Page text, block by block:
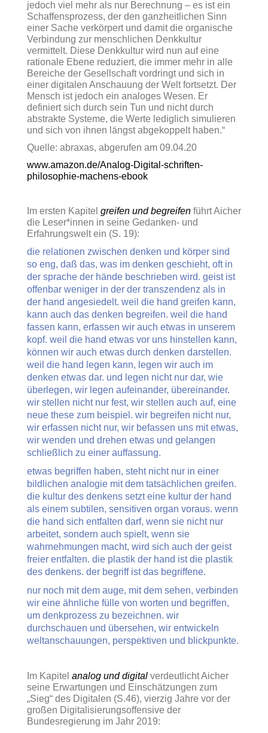
jedoch viel mehr als nur Berechnung – es ist ein
Schaffensprozess, der den ganzheitlichen Sinn
einer Sache verkörpert und damit die organische
Verbindung zur menschlichen Denkkultur
vermittelt. Diese Denkkultur wird nun auf eine
rationale Ebene reduziert, die immer mehr in alle
Bereiche der Gesellschaft vordringt und sich in
einer digitalen Anschauung der Welt fortsetzt. Der
Mensch ist jedoch ein analoges Wesen. Er
definiert sich durch sein Tun und nicht durch
abstrakte Systeme, die Werte lediglich simulieren
und sich von ihnen längst abgekoppelt haben.“
Quelle: abraxas, abgerufen am 09.04.20
www.amazon.de/Analog-Digital-schriften-
philosophie-machens-ebook
Im ersten Kapitel greifen und begreifen führt Aicher
die Leser*innen in seine Gedanken- und
Erfahrungswelt ein (S. 19):
die relationen zwischen denken und körper sind
so eng, daß das, was im denken geschieht, oft in
der sprache der hände beschrieben wird. geist ist
offenbar weniger in der der transzendenz als in
der hand angesiedelt. weil die hand greifen kann,
kann auch das denken begreifen. weil die hand
fassen kann, erfassen wir auch etwas in unserem
kopf. weil die hand etwas vor uns hinstellen kann,
können wir auch etwas durch denken darstellen.
weil die hand legen kann, legen wir auch im
denken etwas dar. und legen nicht nur dar, wie
überlegen, wir legen aufeinander, übereinander.
wir stellen nicht nur fest, wir stellen auch auf, eine
neue these zum beispiel. wir begreifen nicht nur,
wir erfassen nicht nur, wir befassen uns mit etwas,
wir wenden und drehen etwas und gelangen
schließlich zu einer auffassung.
etwas begriffen haben, steht nicht nur in einer
bildlichen analogie mit dem tatsächlichen greifen.
die kultur des denkens setzt eine kultur der hand
als einem subtilen, sensitiven organ voraus. wenn
die hand sich entfalten darf, wenn sie nicht nur
arbeitet, sondern auch spielt, wenn sie
wahrnehmungen macht, wird sich auch der geist
freier entfalten. die plastik der hand ist die plastik
des denkens. der begriff ist das begriffene.
nur noch mit dem auge, mit dem sehen, verbinden
wir eine ähnliche fülle von worten und begriffen,
um denkprozess zu bezeichnen. wir
durchschauen und übersehen, wir entwickeln
weltanschauungen, perspektiven und blickpunkte.
Im Kapitel analog und digital verdeutlicht Aicher
seine Erwartungen und Einschätzungen zum
„Sieg“ des Digitalen (S.46), vierzig Jahre vor der
großen Digitalisierungsoffensive der
Bundesregierung im Jahr 2019: